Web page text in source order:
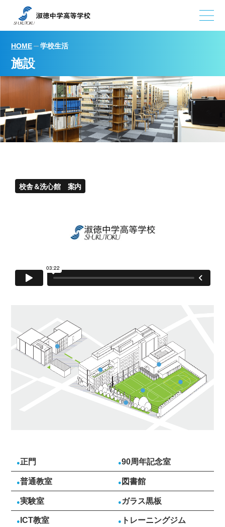
HOME 学校生活
施設
正門 90周年記念室
普通教室 図書館
実験室 ガラス黒板
ICT教室 トレーニングジム